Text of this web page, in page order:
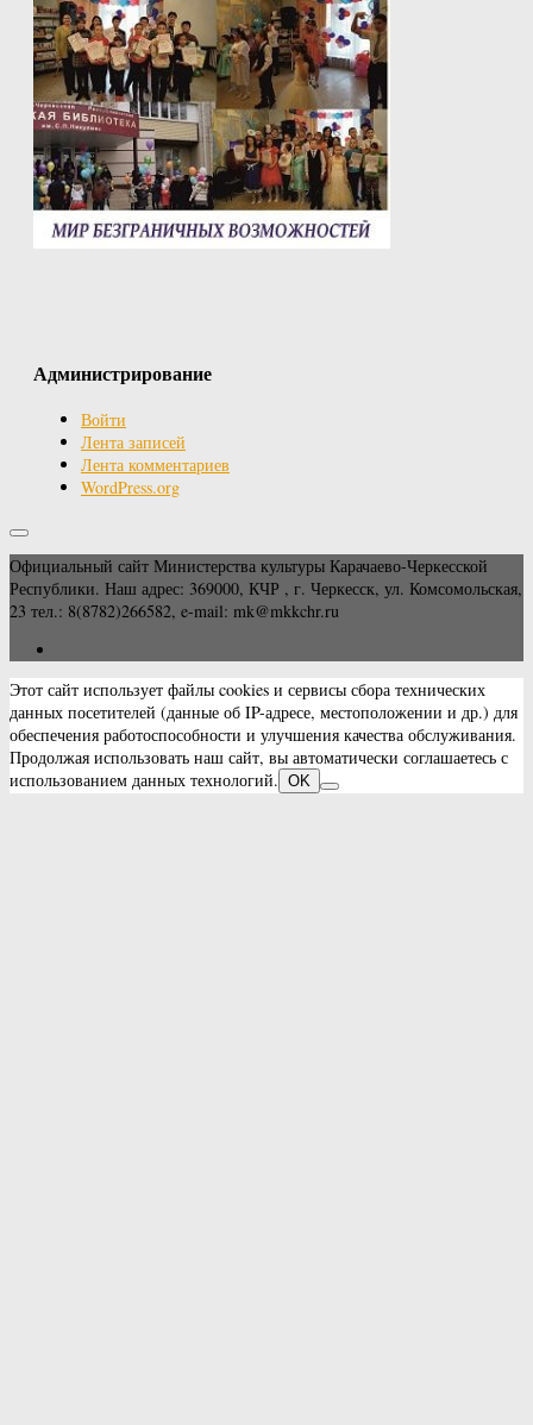
Администрирование
Войти
Лента записей
Лента комментариев
WordPress.org
Официальный сайт Министерства культуры Карачаево-Черкесской
Республики. Наш адрес: 369000, КЧР , г. Черкесск, ул. Комсомольская,
23 тел.: 8(8782)266582, e-mail: mk@mkkchr.ru
Этот сайт использует файлы cookies и сервисы сбора технических
данных посетителей (данные об IP-адресе, местоположении и др.) для
обеспечения работоспособности и улучшения качества обслуживания.
Продолжая использовать наш сайт, вы автоматически соглашаетесь с
использованием данных технологий. OK